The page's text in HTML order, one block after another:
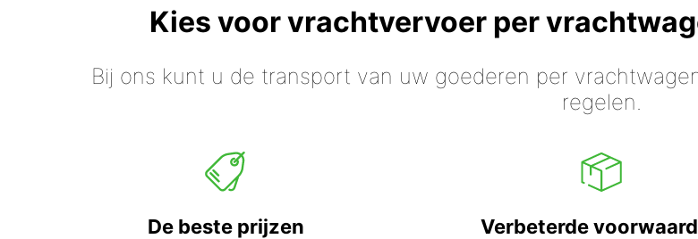
Kies voor vrachtvervoer per
Bij ons kunt u de transport van uw goederen per
regelen.
De beste prijzen Verbeterde